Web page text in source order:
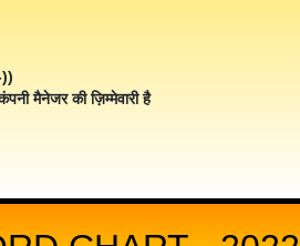
मैनेजर की ज़िम्मेवारी है